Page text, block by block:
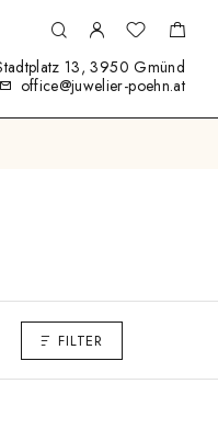
13, 3950 Gmünd
office@juwelier-poehn.at
FILTER